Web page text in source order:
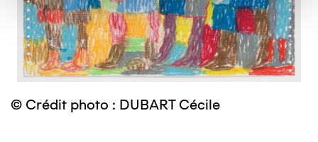
© Crédit photo : DUBART Cécile